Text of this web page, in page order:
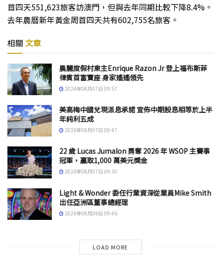
首四天551,623旅客訪澳門，但與去年同期比較下降8.4%。
去年農曆新年黃金周首四天共有602,755名旅客。
相關 文章
晨麗度假村東主Enrique Razon Jr 登上福布斯菲
律賓首富寶座 身家遙遙領先
2026年08月07日 09:57
美高梅中國兌現派息承諾 宣佈中期股息相等於上半
年純利五成
2026年08月07日 09:47
22 歲 Lucas Jumalon 勇奪 2026 年 WSOP 主賽事
冠軍，贏取1,000 萬美元獎金
2026年08月07日 09:30
Light & Wonder 委任行業資深從業員Mike Smith
出任亞洲區董事總經理
2026年08月06日 09:46
LOAD MORE